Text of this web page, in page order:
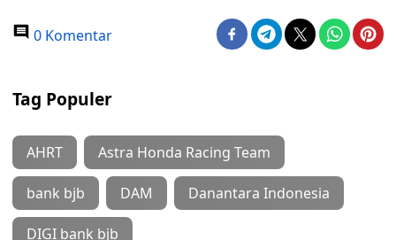
0 Komentar
Tag Populer
AHRT Astra Honda Racing Team
bank bjb DAM Danantara Indonesia
DIGI bank bjb